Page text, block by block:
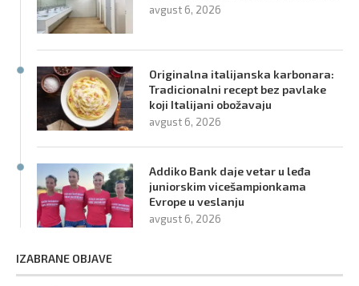
avgust 6, 2026
Originalna italijanska karbonara:
Tradicionalni recept bez pavlake
koji Italijani obožavaju
avgust 6, 2026
Addiko Bank daje vetar u leđa
juniorskim vicešampionkama
Evrope u veslanju
avgust 6, 2026
IZABRANE OBJAVE